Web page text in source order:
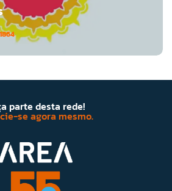
1864
parte desta rede!
se agora mesmo.